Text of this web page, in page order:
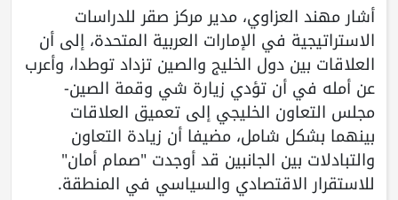
أشار مهند العزاوي، مدير مركز صقر للدراسات
الاستراتيجية في الإمارات العربية المتحدة، إلى أن
العلاقات بين دول الخليج والصين تزداد توطدا، وأعرب
عن أمله في أن تؤدي زيارة شي وقمة الصين-
مجلس التعاون الخليجي إلى تعميق العلاقات
بينهما بشكل شامل، مضيفا أن زيادة التعاون
والتبادلات بين الجانبين قد أوجدت "صمام أمان"
للاستقرار الاقتصادي والسياسي في المنطقة.